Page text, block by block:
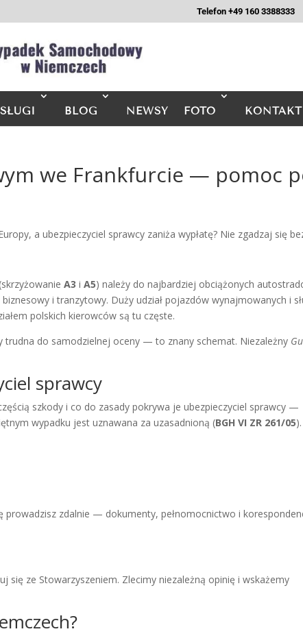
Telefon +49 160 3388333
BLOG NEWSY FOTO KONTAKT
we Frankfurcie — pomoc
a ubezpieczyciel sprawcy zaniża wypłatę? Nie zgadzaj się
(skrzyżowanieA3 iA5) należy do najbardziej obciążonych
i tranzytowy. Duży udział pojazdów wynajmowanych i
polskich kierowców są tu częste.
trudna do samodzielnej oceny — to znany schemat. Niezależny
sprawcy
szkody i co do zasady pokrywa je ubezpieczyciel sprawcy —
wypadku jest uznawana za uzasadnioną (BGH VI ZR 261/05
prowadzisz zdalnie — dokumenty, pełnomocnictwo i
się ze Stowarzyszeniem. Zlecimy niezależną opinię i wskażemy